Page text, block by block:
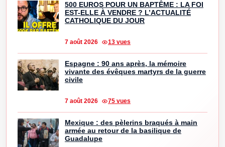
500 EUROS POUR UN BAPTÊME : LA FOI
EST-ELLE À VENDRE ? L’ACTUALITÉ
CATHOLIQUE DU JOUR
7 août 2026 13 vues
Espagne : 90 ans après, la mémoire
vivante des évêques martyrs de la guerre
civile
7 août 2026 75 vues
Mexique : des pèlerins braqués à main
armée au retour de la basilique de
Guadalupe